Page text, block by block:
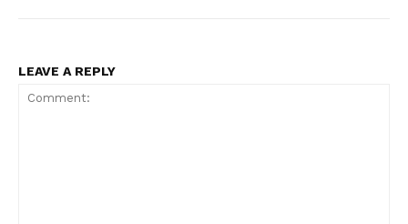
LEAVE A REPLY